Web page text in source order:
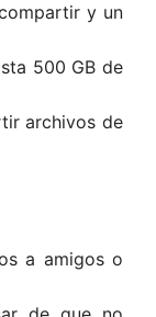
y un
500 GB de
archivos de
a amigos o